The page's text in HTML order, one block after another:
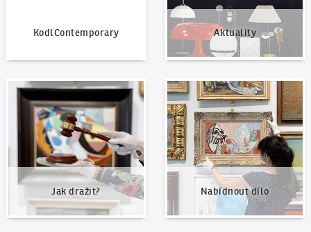
KodlContemporary Aktuality
Jak dražit?
Jak dražit?
Nabídnout dílo
Nabídnout dílo